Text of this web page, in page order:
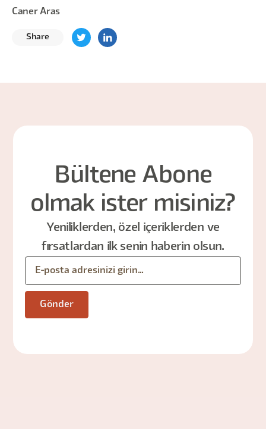
Caner Aras
Share
Bültene Abone
olmak ister misiniz?
Yeniliklerden, özel içeriklerden ve
fırsatlardan ilk senin haberin olsun.